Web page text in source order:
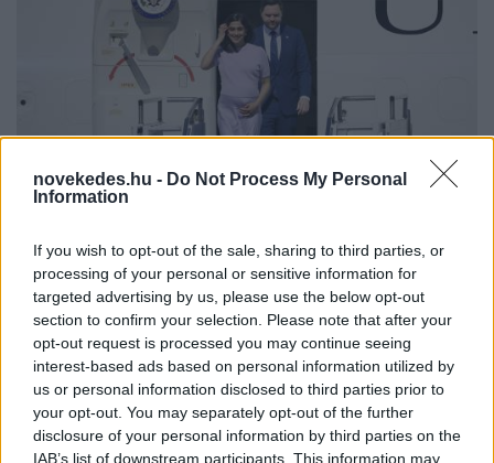
novekedes.hu - Do Not Process My Personal
Information
If you wish to opt-out of the sale, sharing to third parties, or
processing of your personal or sensitive information for
targeted advertising by us, please use the below opt-out
section to confirm your selection. Please note that after your
opt-out request is processed you may continue seeing
interest-based ads based on personal information utilized by
us or personal information disclosed to third parties prior to
your opt-out. You may separately opt-out of the further
disclosure of your personal information by third parties on the
IAB’s list of downstream participants. This information may
Magyarországra érkezett az Amerikai
HÍREK 2026. ápr. 7.